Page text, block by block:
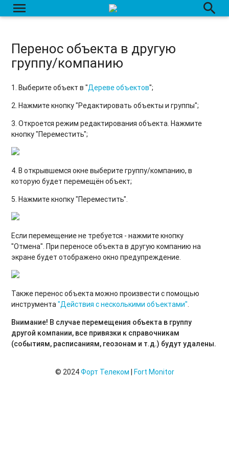
menu
Вкладка "Датчики"
Сырые данные
Датчики: Создание / Редактирование / Удаление.
Перенос данных с одного объекта на другой
search
Перенос объекта в другую
группу/компанию
1. Выберите объект в "Дереве объектов";
2. Нажмите кнопку "Редактировать объекты и группы";
3. Откроется режим редактирования объекта. Нажмите
кнопку "Переместить";
4. В открывшемся окне выберите группу/компанию, в
которую будет перемещён объект;
5. Нажмите кнопку "Переместить".
Если перемещение не требуется - нажмите кнопку
"Отмена". При переносе объекта в другую компанию на
экране будет отображено окно предупреждение.
Также перенос объекта можно произвести с помощью
инструмента"Действия с несколькими объектами".
Внимание! В случае перемещения объекта в группу
другой компании, все привязки к справочникам
(событиям, расписаниям, геозонам и т.д.) будут удалены.
© 2024Форт Телеком | Fort Monitor